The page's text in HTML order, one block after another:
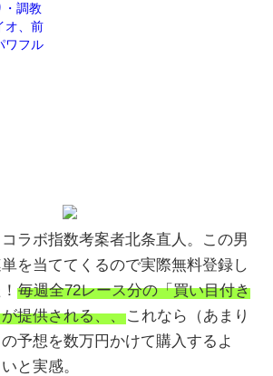
調教
オ、前
ワフル
コラボ指数考案者北条直人。この男
を当ててくるので実際無料登録し
毎週全72レース分の「買い目付き
提供される、、これなら（あまり
予想を数万円かけて購入するよ
と実感。